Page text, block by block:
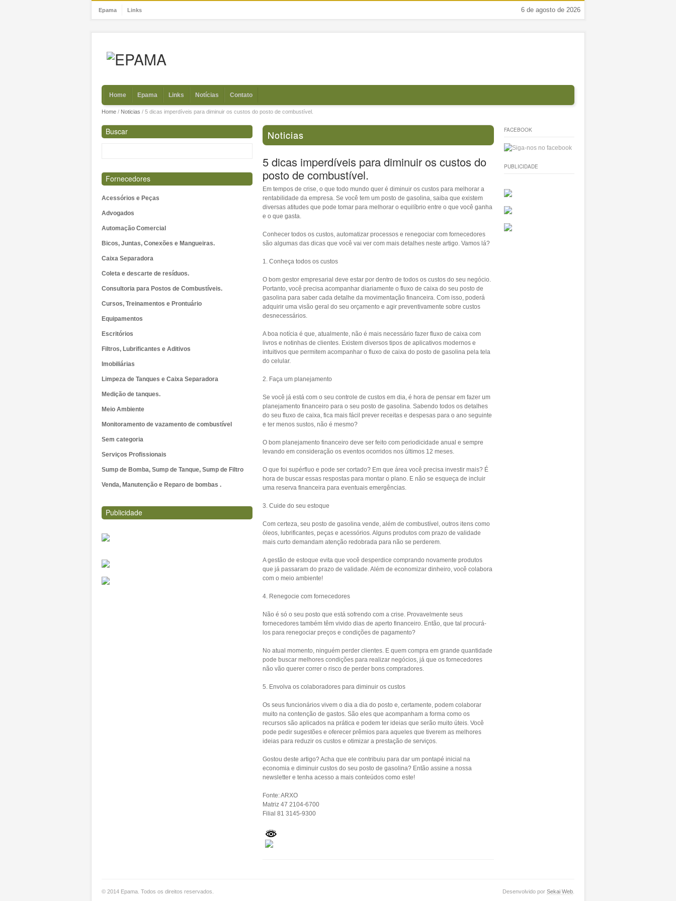
Epama Links 6 de agosto de 2026
Home Epama Links Notícias Contato
Home/ Noticias / 5 dicas imperdíveis para diminuir os custos do posto de combustível.
Buscar
Fornecedores
Acessórios e Peças
Advogados
Automação Comercial
Bicos, Juntas, Conexões e Mangueiras.
Caixa Separadora
Coleta e descarte de resíduos.
Consultoria para Postos de Combustíveis.
Cursos, Treinamentos e Prontuário
Equipamentos
Escritórios
Filtros, Lubrificantes e Aditivos
Imobiliárias
Limpeza de Tanques e Caixa Separadora
Medição de tanques.
Meio Ambiente
Monitoramento de vazamento de combustível
Sem categoria
Serviços Profissionais
Sump de Bomba, Sump de Tanque, Sump de Filtro
Venda, Manutenção e Reparo de bombas .
Publicidade
Noticias
5 dicas imperdíveis para diminuir os custos do
posto de combustível.
Em tempos de crise, o que todo mundo quer é diminuir os custos para melhorar a
rentabilidade da empresa. Se você tem um posto de gasolina, saiba que existem
diversas atitudes que pode tomar para melhorar o equilíbrio entre o que você ganha
e o que gasta.
Conhecer todos os custos, automatizar processos e renegociar com fornecedores
são algumas das dicas que você vai ver com mais detalhes neste artigo. Vamos lá?
1. Conheça todos os custos
O bom gestor empresarial deve estar por dentro de todos os custos do seu negócio.
Portanto, você precisa acompanhar diariamente o fluxo de caixa do seu posto de
gasolina para saber cada detalhe da movimentação financeira. Com isso, poderá
adquirir uma visão geral do seu orçamento e agir preventivamente sobre custos
desnecessários.
A boa notícia é que, atualmente, não é mais necessário fazer fluxo de caixa com
livros e notinhas de clientes. Existem diversos tipos de aplicativos modernos e
intuitivos que permitem acompanhar o fluxo de caixa do posto de gasolina pela tela
do celular.
2. Faça um planejamento
Se você já está com o seu controle de custos em dia, é hora de pensar em fazer um
planejamento financeiro para o seu posto de gasolina. Sabendo todos os detalhes
do seu fluxo de caixa, fica mais fácil prever receitas e despesas para o ano seguinte
e ter menos sustos, não é mesmo?
O bom planejamento financeiro deve ser feito com periodicidade anual e sempre
levando em consideração os eventos ocorridos nos últimos 12 meses.
O que foi supérfluo e pode ser cortado? Em que área você precisa investir mais? É
hora de buscar essas respostas para montar o plano. E não se esqueça de incluir
uma reserva financeira para eventuais emergências.
3. Cuide do seu estoque
Com certeza, seu posto de gasolina vende, além de combustível, outros itens como
óleos, lubrificantes, peças e acessórios. Alguns produtos com prazo de validade
mais curto demandam atenção redobrada para não se perderem.
A gestão de estoque evita que você desperdice comprando novamente produtos
que já passaram do prazo de validade. Além de economizar dinheiro, você colabora
com o meio ambiente!
4. Renegocie com fornecedores
Não é só o seu posto que está sofrendo com a crise. Provavelmente seus
fornecedores também têm vivido dias de aperto financeiro. Então, que tal procurá-
los para renegociar preços e condições de pagamento?
No atual momento, ninguém perder clientes. E quem compra em grande quantidade
pode buscar melhores condições para realizar negócios, já que os fornecedores
não vão querer correr o risco de perder bons compradores.
5. Envolva os colaboradores para diminuir os custos
Os seus funcionários vivem o dia a dia do posto e, certamente, podem colaborar
muito na contenção de gastos. São eles que acompanham a forma como os
recursos são aplicados na prática e podem ter ideias que serão muito úteis. Você
pode pedir sugestões e oferecer prêmios para aqueles que tiverem as melhores
ideias para reduzir os custos e otimizar a prestação de serviços.
Gostou deste artigo? Acha que ele contribuiu para dar um pontapé inicial na
economia e diminuir custos do seu posto de gasolina? Então assine a nossa
newsletter e tenha acesso a mais conteúdos como este!
Fonte: ARXO
Matriz 47 2104-6700
Filial 81 3145-9300
FACEBOOK
PUBLICIDADE
© 2014 Epama. Todos os direitos reservados. Desenvolvido porSekai Web.